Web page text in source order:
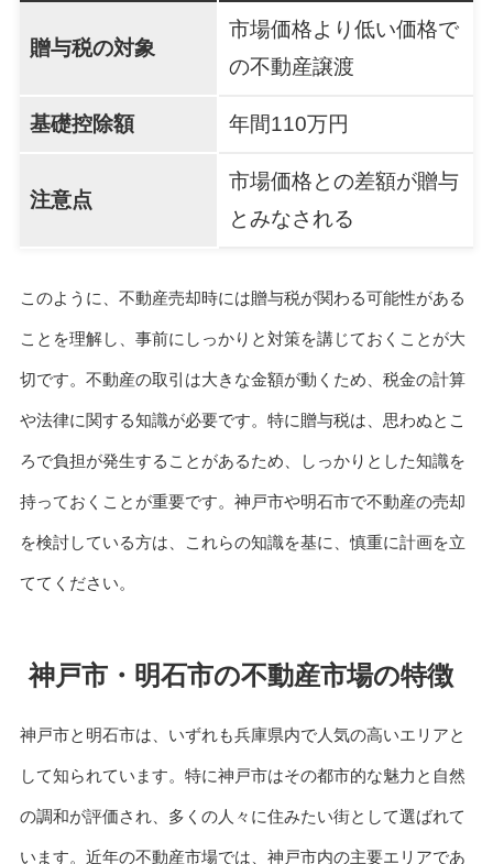
贈与税の対象
市場価格より低い価格で
の不動産譲渡
基礎控除額 年間110万円
注意点
市場価格との差額が贈与
とみなされる
このように、不動産売却時には贈与税が関わる可能性がある
ことを理解し、事前にしっかりと対策を講じておくことが大
切です。不動産の取引は大きな金額が動くため、税金の計算
や法律に関する知識が必要です。特に贈与税は、思わぬとこ
ろで負担が発生することがあるため、しっかりとした知識を
持っておくことが重要です。神戸市や明石市で不動産の売却
を検討している方は、これらの知識を基に、慎重に計画を立
ててください。
神戸市・明石市の不動産市場の特徴
神戸市と明石市は、いずれも兵庫県内で人気の高いエリアと
して知られています。特に神戸市はその都市的な魅力と自然
の調和が評価され、多くの人々に住みたい街として選ばれて
います。近年の不動産市場では、神戸市内の主要エリアであ